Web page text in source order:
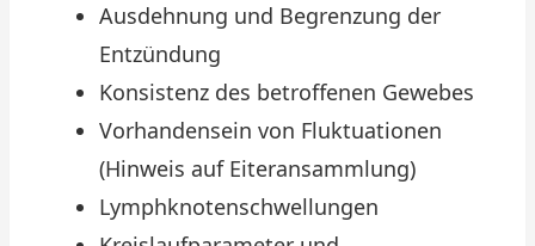
Ausdehnung und Begrenzung der
Entzündung
Konsistenz des betroffenen Gewebes
Vorhandensein von Fluktuationen
(Hinweis auf Eiteransammlung)
Lymphknotenschwellungen